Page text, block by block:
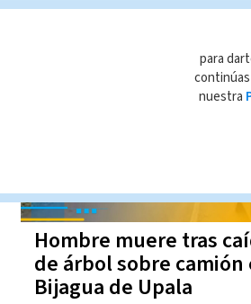
Hombre muere tras
de árbol sobre camión
Bijagua de Upala
para
nuestra